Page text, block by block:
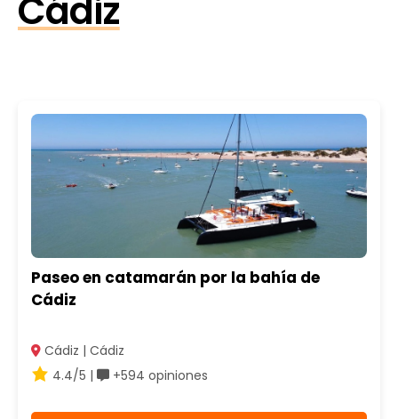
Cádiz
Paseo en catamarán por la bahía de
Cádiz
Cádiz | Cádiz
4.4/5 |
+594 opiniones